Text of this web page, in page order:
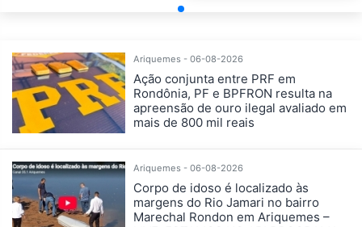
Ariquemes - 06-08-2026
Ação conjunta entre PRF em
Rondônia, PF e BPFRON resulta na
apreensão de ouro ilegal avaliado em
mais de 800 mil reais
Ariquemes - 06-08-2026
Corpo de idoso é localizado às
margens do Rio Jamari no bairro
Marechal Rondon em Ariquemes –